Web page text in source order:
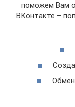
поможем Вам
ВКонтакте –